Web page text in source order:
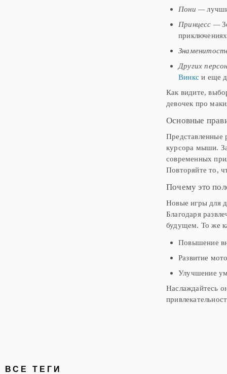
Пони —
Принцесс —
Других
Винкс и еще
Как видите,
девочек про
Основные
Представленные
курсора мыши.
современных
Повторяйте то,
Почему это
Новые игры для
Благодаря
будущем. То же
Повышение
Развитие
Улучшение
Наслаждайтесь
ВСЕ ТЕГИ